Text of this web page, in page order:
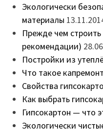
Экологически
материалы
Прежде чем
рекомендации)
Постройки из
Что такое
Свойства
Как выбрать
Гипсокартон — что
Экологически